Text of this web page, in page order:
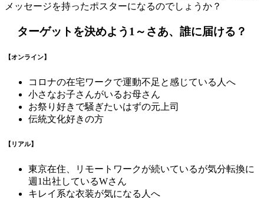
メッセージを持ったポスターになるのでしょうか？
ターゲットを決めよう1～さあ、誰に届ける？
【オンライン】
コロナの在宅ワークで運動不足と感じている人へ
小さなお子さんがいるお母さん
お祭り好きで騒ぎたいはずの元上司
伝統文化好きの方
【リアル】
東京在住、リモートワークが続いているが気分転換に
週1出社しているWさん
キレイ系な衣装が気になる人へ